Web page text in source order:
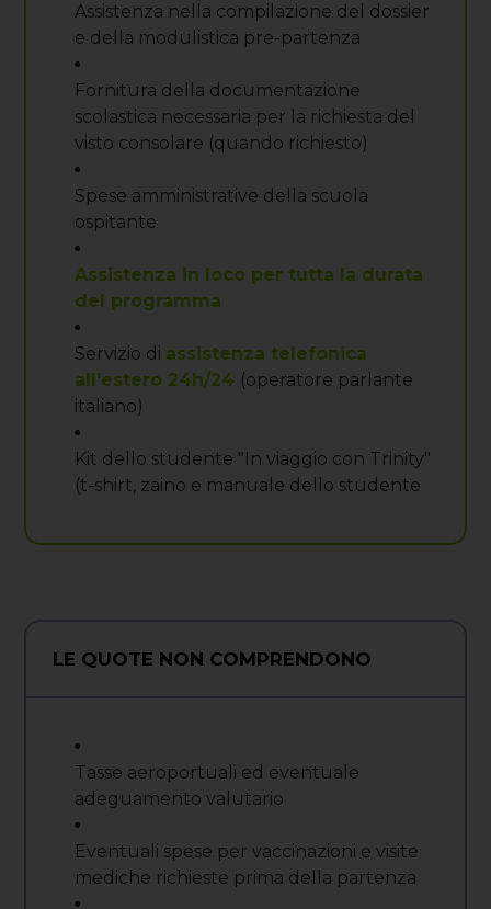
Assistenza nella compilazione del dossier
e della modulistica pre-partenza
Fornitura della documentazione
scolastica necessaria per la richiesta del
visto consolare (quando richiesto)
Spese amministrative della scuola
ospitante
Assistenza in loco per tutta la durata
del programma
Servizio di assistenza telefonica
all'estero 24h/24 (operatore parlante
italiano)
Kit dello studente "In viaggio con Trinity"
(t-shirt, zaino e manuale dello studente
LE QUOTE NON COMPRENDONO
Tasse aeroportuali ed eventuale
adeguamento valutario
Eventuali spese per vaccinazioni e visite
mediche richieste prima della partenza